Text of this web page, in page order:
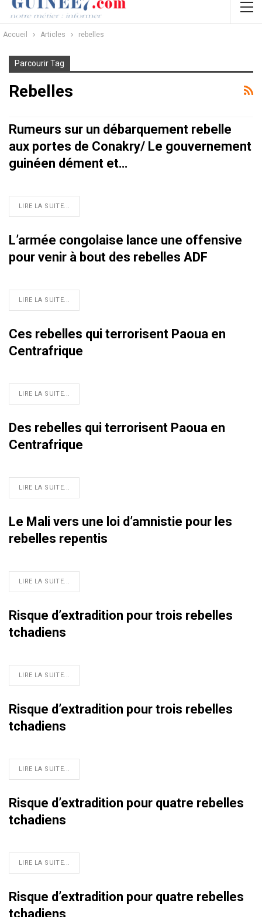
Accueil Articles rebelles
Parcourir Tag
Rebelles
Rumeurs sur un débarquement rebelle
aux portes de Conakry/ Le gouvernement
guinéen dément et…
LIRE LA SUITE...
L’armée congolaise lance une offensive
pour venir à bout des rebelles ADF
LIRE LA SUITE...
Ces rebelles qui terrorisent Paoua en
Centrafrique
LIRE LA SUITE...
Des rebelles qui terrorisent Paoua en
Centrafrique
LIRE LA SUITE...
Le Mali vers une loi d’amnistie pour les
rebelles repentis
LIRE LA SUITE...
Risque d’extradition pour trois rebelles
tchadiens
LIRE LA SUITE...
Risque d’extradition pour trois rebelles
tchadiens
LIRE LA SUITE...
Risque d’extradition pour quatre rebelles
tchadiens
LIRE LA SUITE...
Risque d’extradition pour quatre rebelles
tchadiens